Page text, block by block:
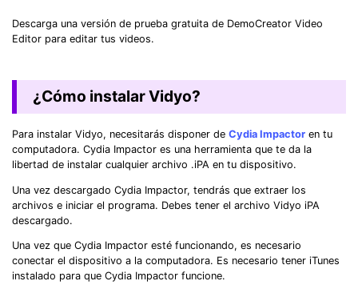
Descarga una versión de prueba gratuita de DemoCreator Video
Editor para editar tus videos.
¿Cómo instalar Vidyo?
Para instalar Vidyo, necesitarás disponer de Cydia Impactor en tu
computadora. Cydia Impactor es una herramienta que te da la
libertad de instalar cualquier archivo .iPA en tu dispositivo.
Una vez descargado Cydia Impactor, tendrás que extraer los
archivos e iniciar el programa. Debes tener el archivo Vidyo iPA
descargado.
Una vez que Cydia Impactor esté funcionando, es necesario
conectar el dispositivo a la computadora. Es necesario tener iTunes
instalado para que Cydia Impactor funcione.